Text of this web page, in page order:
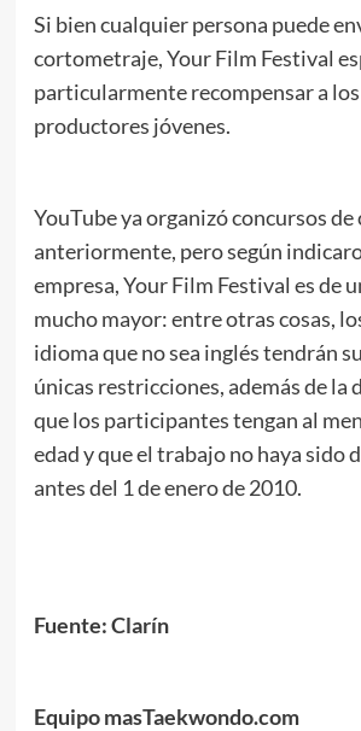
Si bien cualquier persona puede
cortometraje, Your Film Festival
particularmente recompensar a
productores jóvenes.
YouTube ya organizó concursos de
anteriormente, pero según
empresa, Your Film Festival es de
mucho mayor: entre otras cosas,
idioma que no sea inglés tendrán
únicas restricciones, además de la
que los participantes tengan al
edad y que el trabajo no haya sido
antes del 1 de enero de 2010.
Fuente: Clarín
Equipo masTaekwondo.com